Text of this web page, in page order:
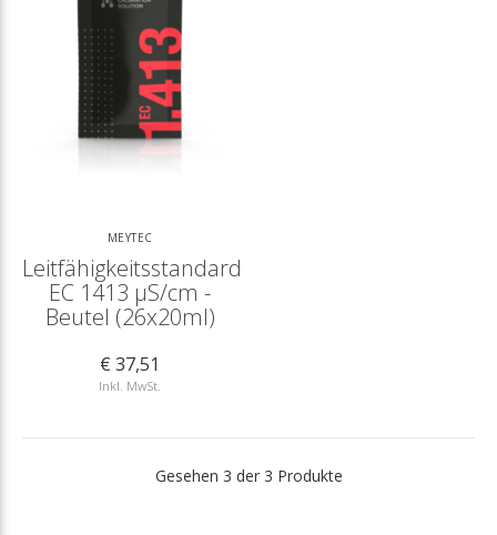
MEYTEC
Leitfähigkeitsstandard
EC 1413 µS/cm -
Beutel (26x20ml)
€ 37,51
Inkl. MwSt.
Gesehen 3 der 3 Produkte